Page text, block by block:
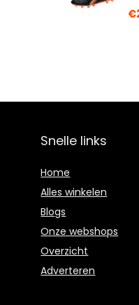
€
Snelle links
Home
Alles winkelen
Blogs
Onze webshops
Overzicht
Adverteren